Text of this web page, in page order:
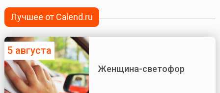
Лучшее от Calend.ru
5 августа
Женщина-светофор